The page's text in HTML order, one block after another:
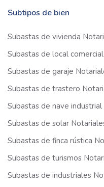
Subtipos de bien
Subastas de vivienda
Subastas de local
Subastas de garaje
Subastas de trastero
Subastas de nave
Subastas de solar
Subastas de finca rústica
Subastas de turismos
Subastas de industriales